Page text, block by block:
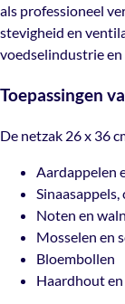
van stevigheid en
voedselindustrie en
Sinaasappels,
Noten en
Mosselen en
Bloembollen
Haardhout
Ventilerende
als professioneel
stevigheid en
voedselindustrie en
Toepassingen
De netzak 26 x 36
Aardappelen
Noten en
Mosselen en
Bloembollen
Haardhout